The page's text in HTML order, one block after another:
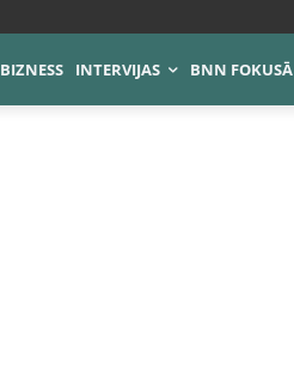
BIZNESS INTERVIJAS BNN FOKUSĀ